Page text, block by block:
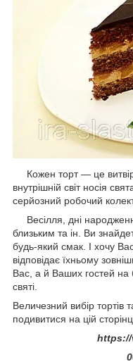
Кожен торт — це
внутрішній світ носія
серйозний робочий
Весілля, дні
близьким та ін. Ви
будь-який смак. І хочу
відповідає їхньому
Вас, а й Ваших гостей на
святі.
Величезний вибір
подивитися на цій
https://